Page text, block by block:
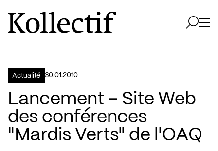
Aller à la page d'accueil
Logo Kollectif
Actualité 30.01.2010
Lancement – Site Web
des conférences
"Mardis Verts" de l'OAQ